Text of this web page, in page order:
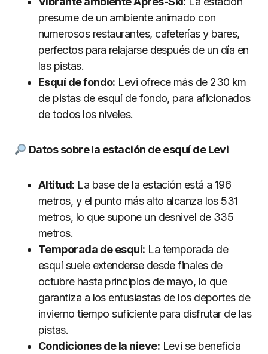
presume de un ambiente animado con
numerosos restaurantes, cafeterías y bares,
perfectos para relajarse después de un día en
las pistas.
Esquí de fondo: Levi ofrece más de 230 km
de pistas de esquí de fondo, para aficionados
de todos los niveles.
Datos sobre la estación de esquí de Levi
Altitud: La base de la estación está a 196
metros, y el punto más alto alcanza los 531
metros, lo que supone un desnivel de 335
metros.
Temporada de esquí: La temporada de
esquí suele extenderse desde finales de
octubre hasta principios de mayo, lo que
garantiza a los entusiastas de los deportes de
invierno tiempo suficiente para disfrutar de las
pistas.
Condiciones de la nieve: Levi se beneficia